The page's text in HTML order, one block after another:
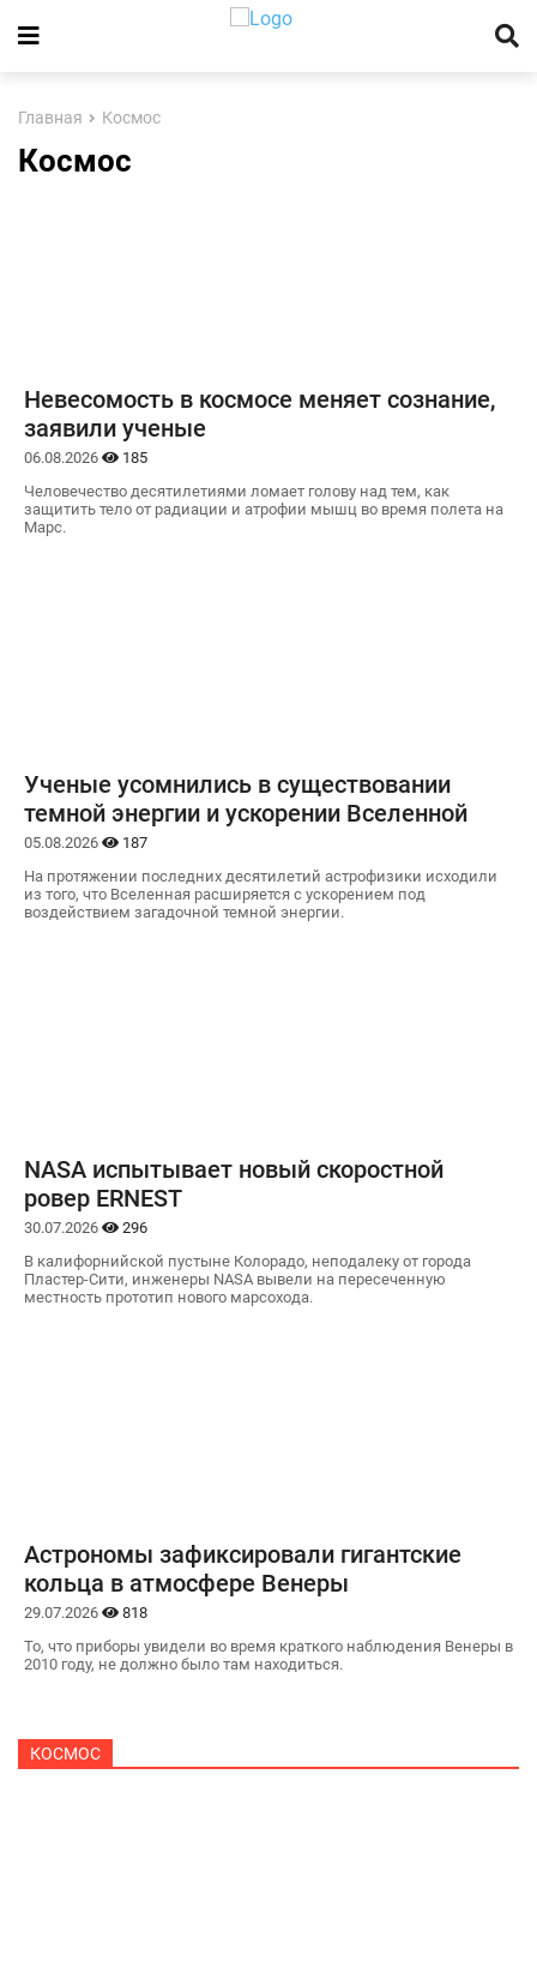
Главная Космос
Космос
Невесомость в космосе меняет сознание,
заявили ученые
06.08.2026
185
Человечество десятилетиями ломает голову над тем, как
защитить тело от радиации и атрофии мышц во время полета на
Марс.
Ученые усомнились в существовании
темной энергии и ускорении Вселенной
05.08.2026
187
На протяжении последних десятилетий астрофизики исходили
из того, что Вселенная расширяется с ускорением под
воздействием загадочной темной энергии.
NASA испытывает новый скоростной
ровер ERNEST
30.07.2026
296
В калифорнийской пустыне Колорадо, неподалеку от города
Пластер-Сити, инженеры NASA вывели на пересеченную
местность прототип нового марсохода.
Астрономы зафиксировали гигантские
кольца в атмосфере Венеры
29.07.2026
818
То, что приборы увидели во время краткого наблюдения Венеры в
2010 году, не должно было там находиться.
КОСМОС